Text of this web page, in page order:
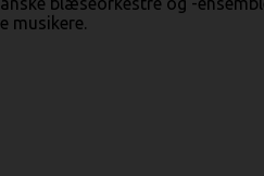
musikere.